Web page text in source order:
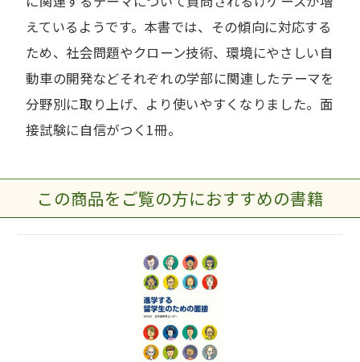
えているようです。本書では、その傾向に対応する
ため、社会問題やクローン技術、環境にやさしい自
動車の開発などそれぞれの学部に関連したテーマを
分野別に取り上げ、より使いやすくなりました。面
接試験に自信がつく1冊。
この商品をご覧の方におすすめの書籍